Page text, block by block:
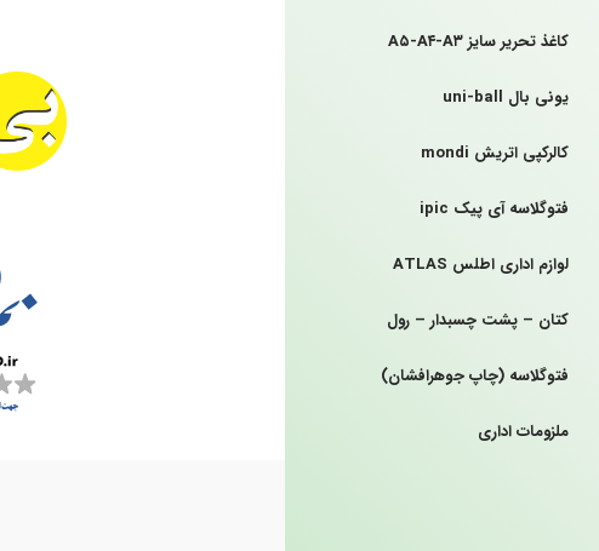
کاغذ تحریر سایز A۵-A۴-A۳
یونی بال uni-ball
کالرکپی اتریش mondi
فتوگلاسه آی پیک ipic
لوازم اداری اطلس ATLAS
کتان – پشت چسبدار – رول
فتوگلاسه (چاپ جوهرافشان)
ملزومات اداری